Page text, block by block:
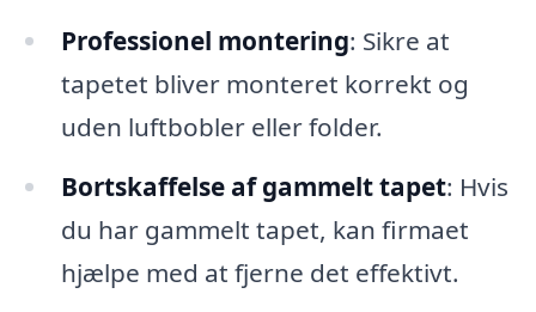
Professionel montering: Sikre at
tapetet bliver monteret korrekt og
uden luftbobler eller folder.
Bortskaffelse af gammelt tapet: Hvis
du har gammelt tapet, kan firmaet
hjælpe med at fjerne det effektivt.